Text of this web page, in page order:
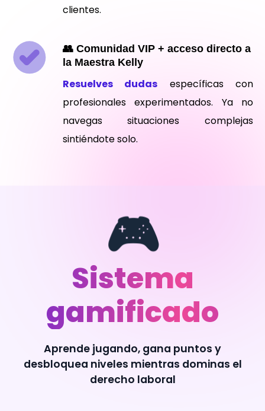
clientes.
👥 Comunidad VIP + acceso directo a
la Maestra Kelly
Resuelves dudas específicas con
profesionales experimentados. Ya no
navegas situaciones complejas
sintiéndote solo.
🎮
Sistema
gamificado
Aprende jugando, gana puntos y
desbloquea niveles mientras dominas el
derecho laboral